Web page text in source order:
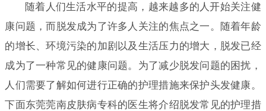
随着人们生活水平的提高，越来越多的人开始关注健
康问题，而脱发成为了许多人关注的焦点之一。随着年龄
的增长、环境污染的加剧以及生活压力的增大，脱发已经
成为了一种常见的健康问题。为了减少脱发问题的困扰，
人们需要了解如何进行正确的护理措施来保护头发健康。
下面东莞莞南皮肤病专科的医生将介绍脱发常见的护理措